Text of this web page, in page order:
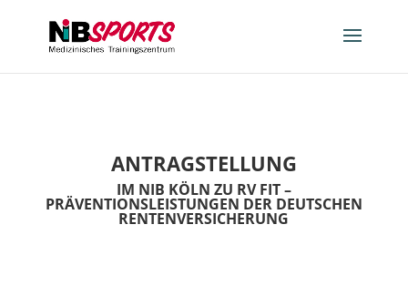
ANTRAGSTELLUNG
IM NIB KÖLN ZU RV FIT –
PRÄVENTIONSLEISTUNGEN DER DEUTSCHEN
RENTENVERSICHERUNG